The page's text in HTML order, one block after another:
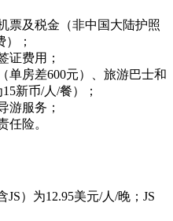
票及税金（非中国大陆护照
；
证费用；
单房差600元）、旅游巴士和
新币/人/餐）；
游服务；
任险。
）为12.95美元/人/晚；JS